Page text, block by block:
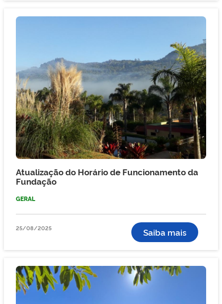
Atualização do Horário de Funcionamento da
Fundação
GERAL
25/08/2025 Saiba mais